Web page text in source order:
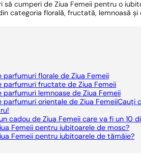
să cumperi de Ziua Femeii pentru o
categoria florală, fructată, lemnoasă
parfumuri florale de Ziua Femeii
parfumuri fructate de Ziua Femeii
parfumuri lemnoase de Ziua Femeii
parfumuri orientale de Ziua FemeiiCauți
cadou de Ziua Femeii care va fi un 10
Femeii pentru iubitoarele de mosc?
Femeii pentru iubitoarele de tămâie?